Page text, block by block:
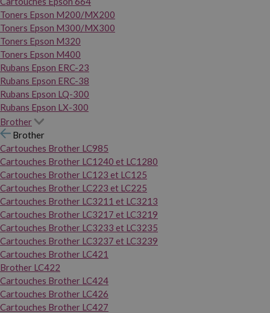
Toners Epson M200/MX200
Toners Epson M300/MX300
Toners Epson M320
Toners Epson M400
Rubans Epson ERC-23
Rubans Epson ERC-38
Rubans Epson LQ-300
Rubans Epson LX-300
Brother
Brother
Cartouches Brother LC985
Cartouches Brother LC1240 et LC1280
Cartouches Brother LC123 et LC125
Cartouches Brother LC223 et LC225
Cartouches Brother LC3211 et LC3213
Cartouches Brother LC3217 et LC3219
Cartouches Brother LC3233 et LC3235
Cartouches Brother LC3237 et LC3239
Cartouches Brother LC421
Brother LC422
Cartouches Brother LC424
Cartouches Brother LC426
Cartouches Brother LC427